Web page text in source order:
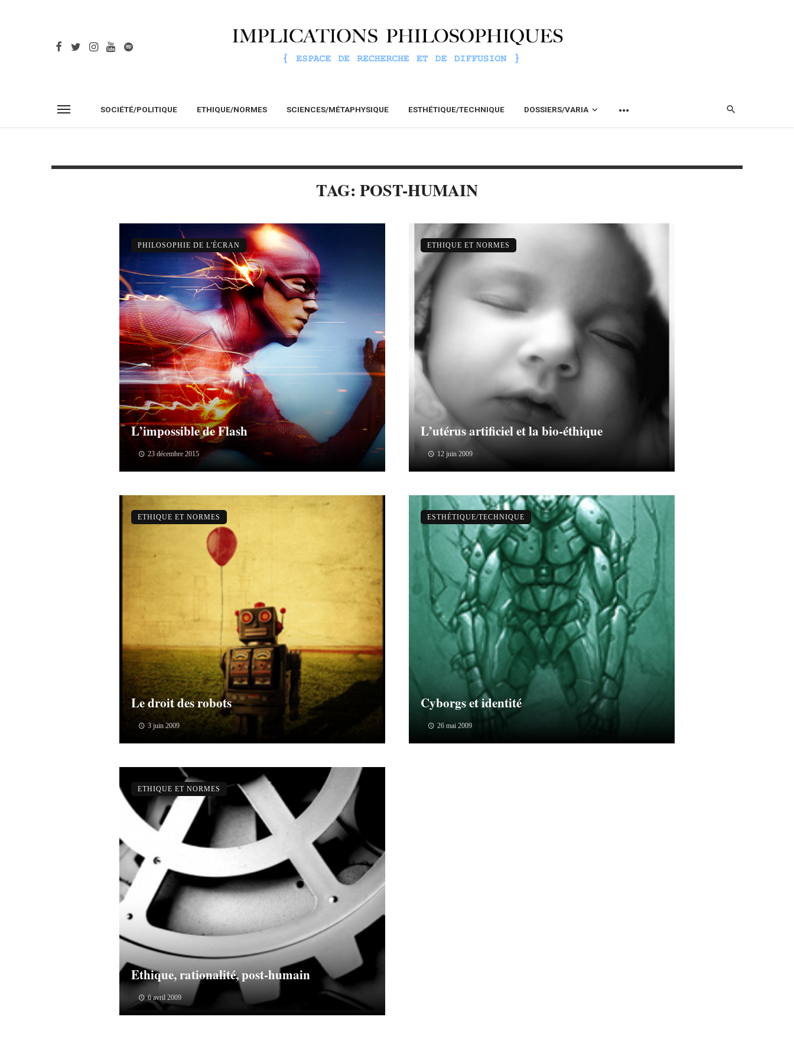
SOCIÉTÉ/POLITIQUE ETHIQUE/NORMES SCIENCES/MÉTAPHYSIQUE ESTHÉTIQUE/TECHNIQUE DOSSIERS/VARIA
TAG: POST-HUMAIN
L’impossible de Flash
23 décembre 2015
PHILOSOPHIE DE L'ÉCRAN
L’utérus artificiel et la bio-éthique
12 juin 2009
ETHIQUE ET NORMES
Le droit des robots
3 juin 2009
ETHIQUE ET NORMES
Cyborgs et identité
26 mai 2009
ESTHÉTIQUE/TECHNIQUE
Ethique, rationalité, post-humain
6 avril 2009
ETHIQUE ET NORMES